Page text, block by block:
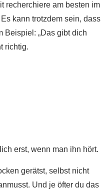
recherchiere am besten im
kann trotzdem sein, dass
Beispiel: „Das gibt dich
richtig.
erst, wenn man ihn hört.
gerätst, selbst nicht
Und je öfter du das